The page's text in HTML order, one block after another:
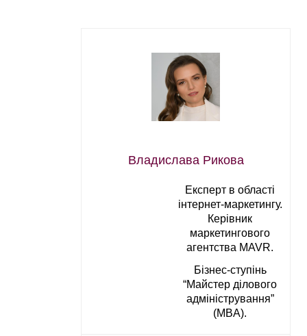
Владислава Рикова
Експерт в області
інтернет-маркетингу.
Керівник
маркетингового
агентства MAVR.
Бізнес-ступінь
“Майстер ділового
адміністрування”
(MBA).